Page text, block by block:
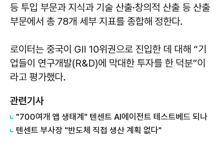
등 투입 부문과 지식과 기술 산출·창의적 산출 등 산출
부문에서 총 78개 세부 지표를 종합해 정한다.
로이터는 중국이 GII 10위권으로 진입한 데 대해 “기
업들이 연구개발(R&D)에 막대한 투자를 한 덕분”이
라고 평가했다.
관련기사
"700여개 앱 생태계" 텐센트 AI에이전트 테스트베드 되나
텐센트 부사장 "반도체 직접 생산 계획 없다"